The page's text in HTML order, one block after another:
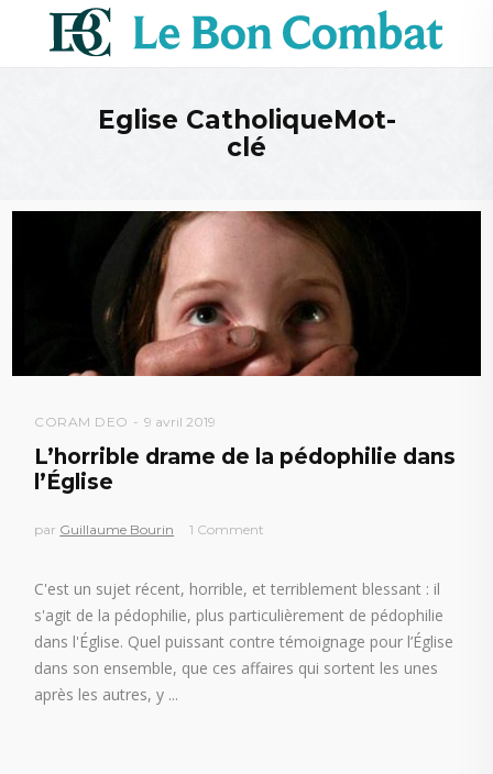
Eglise CatholiqueMot-
clé
CORAM DEO 9 avril 2019
L’horrible drame de la pédophilie dans
l’Église
par Guillaume Bourin 1 Comment
C'est un sujet récent, horrible, et terriblement blessant : il
s'agit de la pédophilie, plus particulièrement de pédophilie
dans l'Église. Quel puissant contre témoignage pour l’Église
dans son ensemble, que ces affaires qui sortent les unes
après les autres, y